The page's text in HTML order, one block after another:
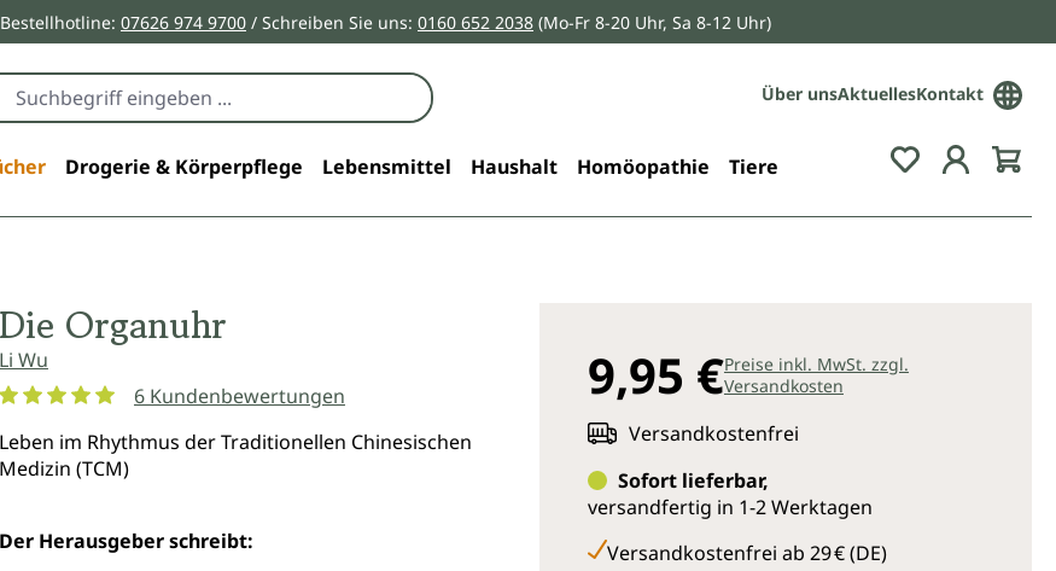
07626 974 9700 / Schreiben Sie uns: 0160 652 2038 (Mo-Fr 8-20 Uhr, Sa 8-12 Uhr)
Über unsAktuellesKontakt
Drogerie & Körperpflege Lebensmittel Haushalt Homöopathie Tiere Du hast 0
Die Organuhr
Li Wu
6 Kundenbewertungen
Leben im Rhythmus der Traditionellen Chinesischen
Medizin (TCM)
Der Herausgeber schreibt:
9,95 €Preise inkl. MwSt. zzgl.
Versandkosten
Versandkostenfrei
Sofort lieferbar,
versandfertig in 1-2 Werktagen
Versandkostenfrei ab 29 € (DE)